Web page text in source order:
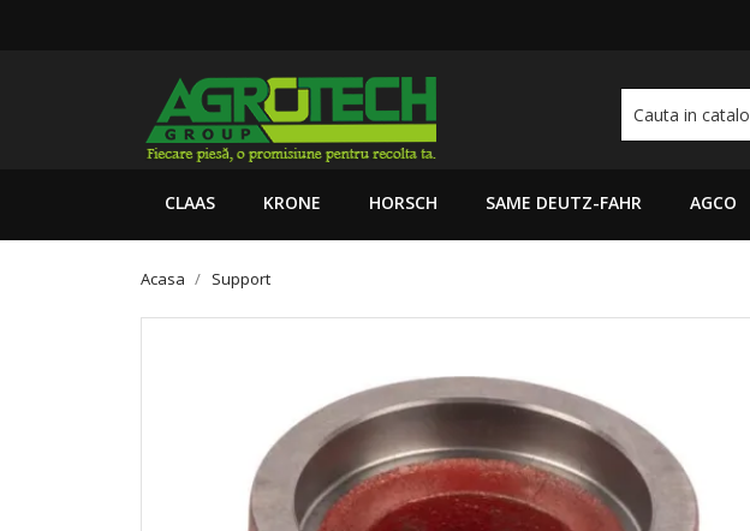
CLAAS KRONE HORSCH SAME DEUTZ-FAHR AGCO
Acasa Support